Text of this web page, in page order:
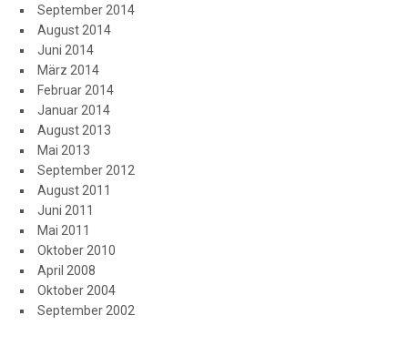
September 2014
August 2014
Juni 2014
März 2014
Februar 2014
Januar 2014
August 2013
Mai 2013
September 2012
August 2011
Juni 2011
Mai 2011
Oktober 2010
April 2008
Oktober 2004
September 2002